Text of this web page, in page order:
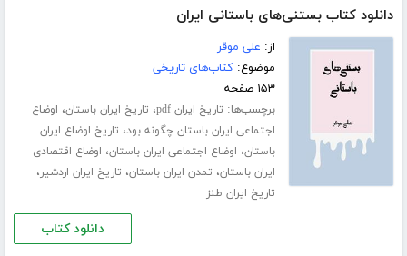
دانلود کتاب بستنی‌های باستانی ایران
از: علی موقر
موضوع:کتاب‌های تاریخی
۱۵۳ صفحه
برچسب‌ها: تاریخ ایران pdf ، تاریخ ایران باستان، اوضاع
اجتماعی ایران باستان چگونه بود، تاریخ اوضاع ایران
باستان، اوضاع اجتماعی ایران باستان، اوضاع اقتصادی
ایران باستان، تمدن ایران باستان، تاریخ ایران اردشیر،
تاریخ ایران طنز
دانلود کتاب